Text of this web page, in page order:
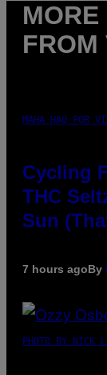
MORE
FROM
MAHA HAQ FOR
Cycling
THC
Sun
7 hours agoBy
PHOTO BY NICK